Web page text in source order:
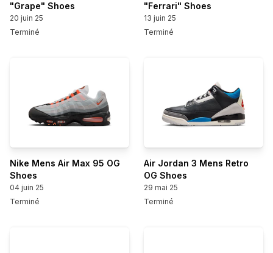
"Grape" Shoes
20 juin 25
Terminé
"Ferrari" Shoes
13 juin 25
Terminé
Nike Mens Air Max 95 OG
Shoes
04 juin 25
Terminé
Air Jordan 3 Mens Retro
OG Shoes
29 mai 25
Terminé